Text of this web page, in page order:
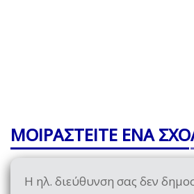
ΜΟΙΡΑΣΤΕΙΤΕ ΕΝΑ
Η ηλ. διεύθυνση σας δεν